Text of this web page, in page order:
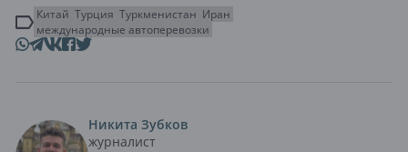
Китай Турция Туркменистан Иран
международные автоперевозки
Никита Зубков
журналист